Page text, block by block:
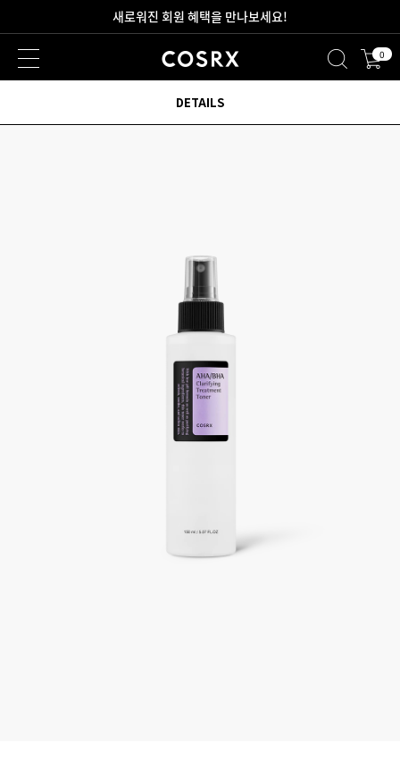
2만원 이상 무료 배송
새로워진 회원 혜택을 만나보세요! 0
DETAILS